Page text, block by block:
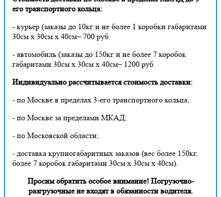
его транспортного кольца:
- курьер (заказы до 10кг и не более 1 коробки габаритами
30см х 30см х 40см– 700 руб.
- автомобиль (заказы до 150кг и не более 7 коробок
габаритами 30см х 30см х 40см– 1200 руб.
Индивидуально рассчитывается стоимость доставки:
- по Москве в пределах 3-его транспортного кольца;
- по Москве за пределами МКАД;
- по Московской области;
- доставка крупногабаритных заказов (вес более 150кг,
более 7 коробок габаритами 30см х 30см х 40см).
Просим обратить особое внимание! Погрузочно-
разгрузочные не входят в обязанности водителя.